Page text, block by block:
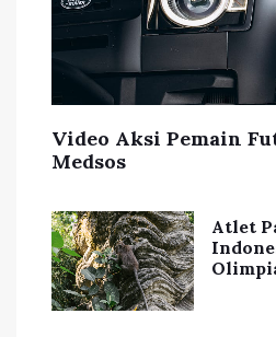
Video Aksi Pemain
Medsos
Atlet